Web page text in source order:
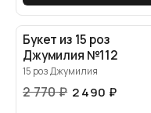
Букет из 15 роз
Джумилия №112
15 роз Джумилия
2 770₽ 2 490 ₽